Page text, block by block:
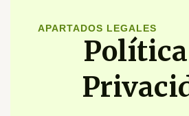
APARTADOS LEGALES